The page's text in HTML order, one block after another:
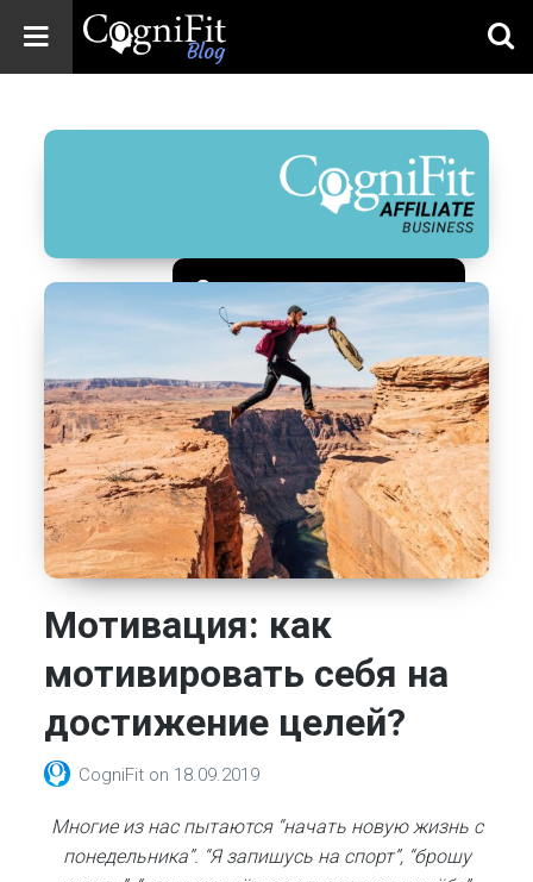
Blog: Brain
Wellness
Зарегистрироваться
Мотивация: как
мотивировать себя на
достижение целей?
CogniFit on 18.09.2019
Многие из нас пытаются “начать новую жизнь с
понедельника”. “Я запишусь на спорт”, “брошу